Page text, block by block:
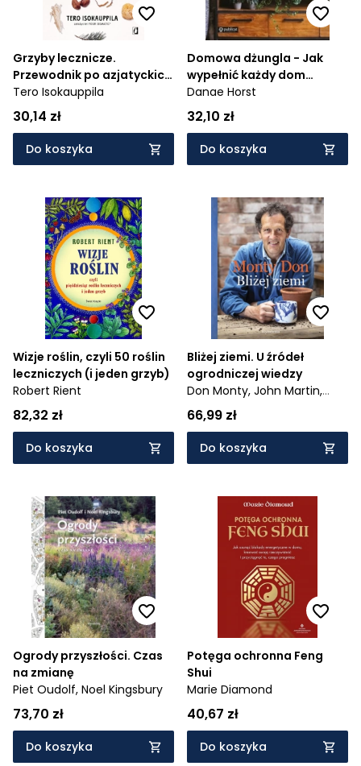
Grzyby lecznicze.
Przewodnik po azjatyckich
grzybach, które
odmładzają ciało, dodają
energii i przedłużają życie
Tero Isokauppila
30,14 zł
Do koszyka
Domowa dżungla - Jak
wypełnić każdy dom
szczęśliwymi roślinami
Danae Horst
32,10 zł
Do koszyka
Wizje roślin, czyli 50 roślin
leczniczych (i jeden grzyb)
Robert Rient
82,32 zł
Do koszyka
Bliżej ziemi. U źródeł
ogrodniczej wiedzy
Don Monty, John Martin,
Jason Ingram,
66,99 zł
Do koszyka
Ogrody przyszłości. Czas
na zmianę
Piet Oudolf, Noel Kingsbury
73,70 zł
Do koszyka
Potęga ochronna Feng
Shui
Marie Diamond
40,67 zł
Do koszyka